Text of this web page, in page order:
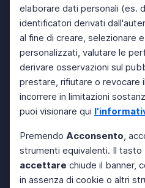
elaborare dati personali (es.
identificatori derivati
al fine di creare, selezionare
personalizzati, valutare le
derivare osservazioni sul
prestare, rifiutare o revocare
incorrere in limitazioni
puoi visionare qui
Premendo Acconsento,
strumenti equivalenti. Il tasto
accettare chiude il banner,
in assenza di cookie o altri